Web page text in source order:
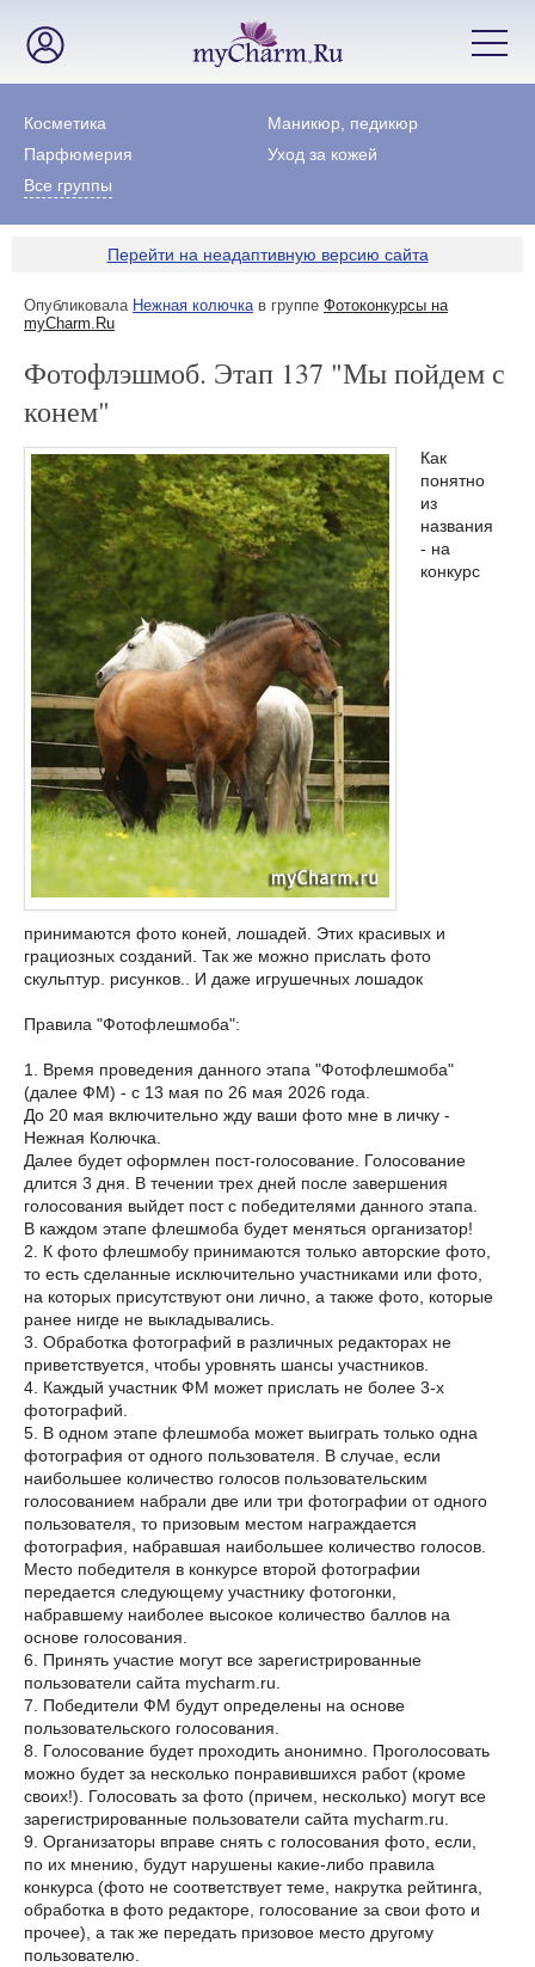
Косметика
Маникюр, педикюр
Парфюмерия
Уход за кожей
Все группы
Перейти на неадаптивную версию сайта
Опубликовала Нежная колючкав группе Фотоконкурсы на
myCharm.Ru
Фотофлэшмоб. Этап 137 "Мы пойдем с
конем"
Как
понятно
из
названия
- на
конкурс
принимаются фото коней, лошадей. Этих красивых и
грациозных созданий. Так же можно прислать фото
скульптур. рисунков.. И даже игрушечных лошадок
Правила "Фотофлешмоба":
1. Время проведения данного этапа "Фотофлешмоба"
(далее ФМ) - с 13 мая по 26 мая 2026 года.
До 20 мая включительно жду ваши фото мне в личку -
Нежная Колючка.
Далее будет оформлен пост-голосование. Голосование
длится 3 дня. В течении трех дней после завершения
голосования выйдет пост с победителями данного этапа.
В каждом этапе флешмоба будет меняться организатор!
2. К фото флешмобу принимаются только авторские фото,
то есть сделанные исключительно участниками или фото,
на которых присутствуют они лично, а также фото, которые
ранее нигде не выкладывались.
3. Обработка фотографий в различных редакторах не
приветствуется, чтобы уровнять шансы участников.
4. Каждый участник ФМ может прислать не более 3-х
фотографий.
5. В одном этапе флешмоба может выиграть только одна
фотография от одного пользователя. В случае, если
наибольшее количество голосов пользовательским
голосованием набрали две или три фотографии от одного
пользователя, то призовым местом награждается
фотография, набравшая наибольшее количество голосов.
Место победителя в конкурсе второй фотографии
передается следующему участнику фотогонки,
набравшему наиболее высокое количество баллов на
основе голосования.
6. Принять участие могут все зарегистрированные
пользователи сайта mycharm.ru.
7. Победители ФМ будут определены на основе
пользовательского голосования.
8. Голосование будет проходить анонимно. Проголосовать
можно будет за несколько понравившихся работ (кроме
своих!). Голосовать за фото (причем, несколько) могут все
зарегистрированные пользователи сайта mycharm.ru.
9. Организаторы вправе снять с голосования фото, если,
по их мнению, будут нарушены какие-либо правила
конкурса (фото не соответствует теме, накрутка рейтинга,
обработка в фото редакторе, голосование за свои фото и
прочее), а так же передать призовое место другому
пользователю.